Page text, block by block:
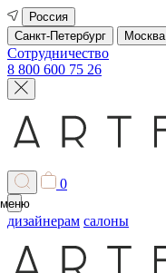
Россия
Санкт-Петербург
Москва
Сотрудничество
8 800 600 75 26
0
меню
дизайнерам салоны